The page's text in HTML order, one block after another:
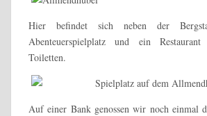
Hier befindet sich neben der
Abenteuerspielplatz und ein
Toiletten.
Auf einer Bank genossen wir noch einmal